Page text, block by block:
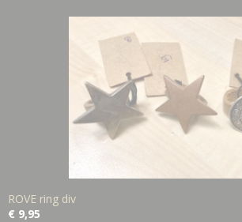
ROVE ring div
€ 9,95